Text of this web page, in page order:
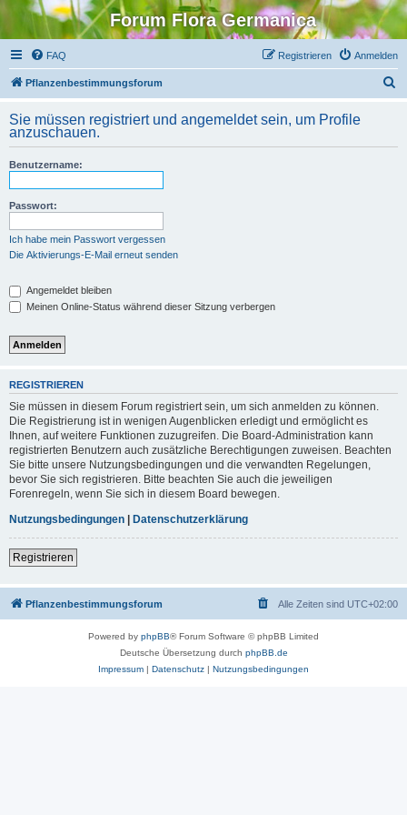
Forum Flora Germanica
FAQ Anmelden
Registrieren
Pflanzenbestimmungsforum
h
Sie müssen registriert und angemeldet sein, um Profile
anzuschauen.
Benutzername:
Passwort:
Ich habe mein Passwort vergessen
Die Aktivierungs-E-Mail erneut senden
Angemeldet bleiben
Meinen Online-Status während dieser Sitzung verbergen
REGISTRIEREN
Sie müssen in diesem Forum registriert sein, um sich anmelden zu können.
Die Registrierung ist in wenigen Augenblicken erledigt und ermöglicht es
Ihnen, auf weitere Funktionen zuzugreifen. Die Board-Administration kann
registrierten Benutzern auch zusätzliche Berechtigungen zuweisen. Beachten
Sie bitte unsere Nutzungsbedingungen und die verwandten Regelungen,
bevor Sie sich registrieren. Bitte beachten Sie auch die jeweiligen
Forenregeln, wenn Sie sich in diesem Board bewegen.
Nutzungsbedingungen | Datenschutzerklärung
Registrieren
Pflanzenbestimmungsforum Alle Zeiten sind UTC+02:00
Powered by phpBB® Forum Software © phpBB Limited
Deutsche Übersetzung durch phpBB.de
Impressum | Datenschutz | Nutzungsbedingungen